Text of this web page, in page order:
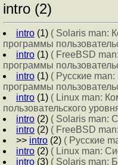
intro (2)
intro (1) ( Solaris man:
программы
intro (1) ( FreeBSD
программы
intro (1) ( Русские
программы
intro (1) ( Linux man:
пользовательского
intro (2) ( Solaris man:
intro (2) ( FreeBSD
>> intro (2) ( Русские
intro (2) ( Linux man:
intro (3) ( Solaris man: